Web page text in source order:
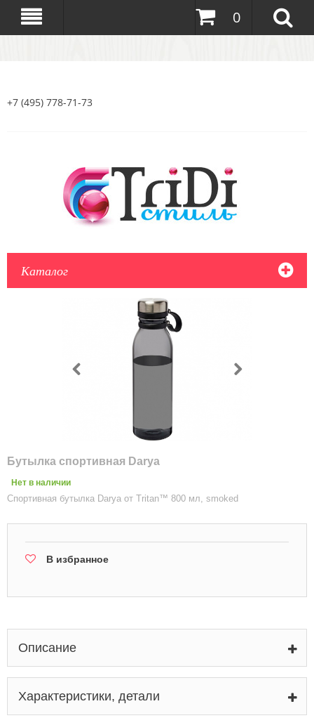
0
+7 (495) 778-71-73
Каталог
Бутылка спортивная Darya
Нет в наличии
Спортивная бутылка Darya от Tritan™ 800 мл, smoked
В избранное
Описание
Характеристики, детали